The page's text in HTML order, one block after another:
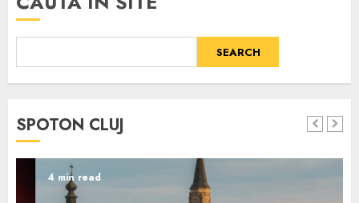
SEARCH
SPOTON CLUJ
4 min read